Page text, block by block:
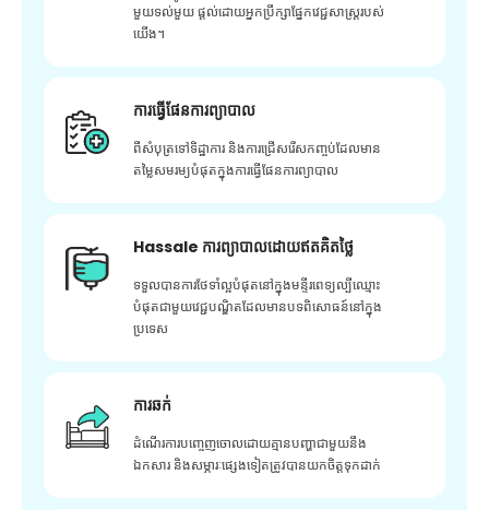
មួយទល់មួយ ផ្តល់ដោយអ្នកប្រឹក្សាផ្នែកវេជ្ជសាស្រ្តរបស់
យើង។
ការធ្វើផែនការព្យាបាល
ពីសំបុត្រទៅទិដ្ឋាការ និងការជ្រើសរើសកញ្ចប់ដែលមាន
តម្លៃសមរម្យបំផុតក្នុងការធ្វើផែនការព្យាបាល
Hassale ការព្យាបាលដោយឥតគិតថ្លៃ
ទទួលបានការថែទាំល្អបំផុតនៅក្នុងមន្ទីរពេទ្យល្បីឈ្មោះ
បំផុតជាមួយវេជ្ជបណ្ឌិតដែលមានបទពិសោធន៍នៅក្នុង
ប្រទេស
ការឆក់
ដំណើរការបញ្ចេញចោលដោយគ្មានបញ្ហាជាមួយនឹង
ឯកសារ និងសម្ភារៈផ្សេងទៀតត្រូវបានយកចិត្តទុកដាក់